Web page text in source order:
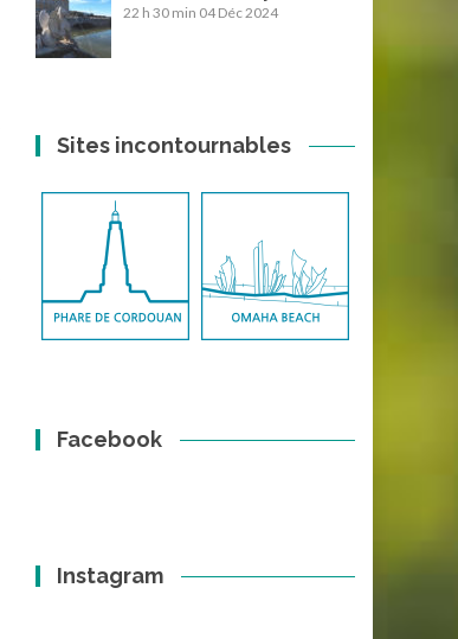
22 h 30 min 04 Déc 2024
Sites incontournables
Facebook
Instagram